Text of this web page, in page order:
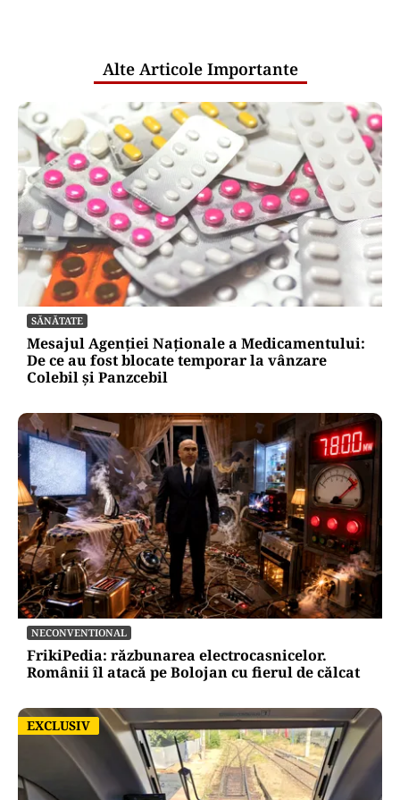
Alte Articole Importante
SĂNĂTATE
Mesajul Agenției Naționale a Medicamentului:
De ce au fost blocate temporar la vânzare
Colebil și Panzcebil
NECONVENTIONAL
FrikiPedia: răzbunarea electrocasnicelor.
Românii îl atacă pe Bolojan cu fierul de călcat
EXCLUSIV
EXCLUSIV